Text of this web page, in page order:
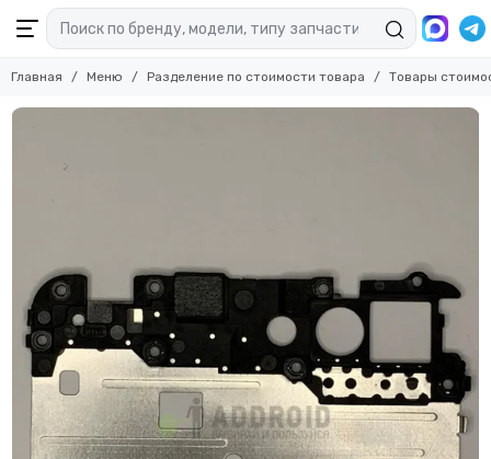
Главная Меню Разделение по стоимости товара Товары